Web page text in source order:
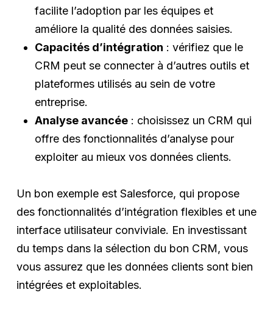
facilite l’adoption par les équipes et
améliore la qualité des données saisies.
Capacités d’intégration : vérifiez que le
CRM peut se connecter à d’autres outils et
plateformes utilisés au sein de votre
entreprise.
Analyse avancée: choisissez un CRM qui
offre des fonctionnalités d’analyse pour
exploiter au mieux vos données clients.
Un bon exemple est Salesforce, qui propose
des fonctionnalités d’intégration flexibles et une
interface utilisateur conviviale. En investissant
du temps dans la sélection du bon CRM, vous
vous assurez que les données clients sont bien
intégrées et exploitables.